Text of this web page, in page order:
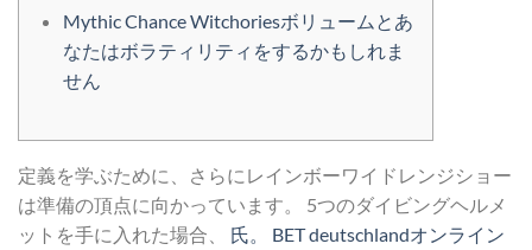
Mythic Chance Witchoriesボリュームとあ
なたはボラティリティをするかもしれま
せん
定義を学ぶために、さらにレインボーワイドレンジショー
は準備の頂点に向かっています。 5つのダイビングヘルメ
ットを手に入れた場合、 氏。 BET deutschlandオンライン